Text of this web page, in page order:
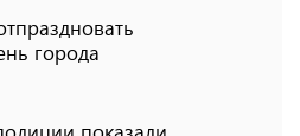
города